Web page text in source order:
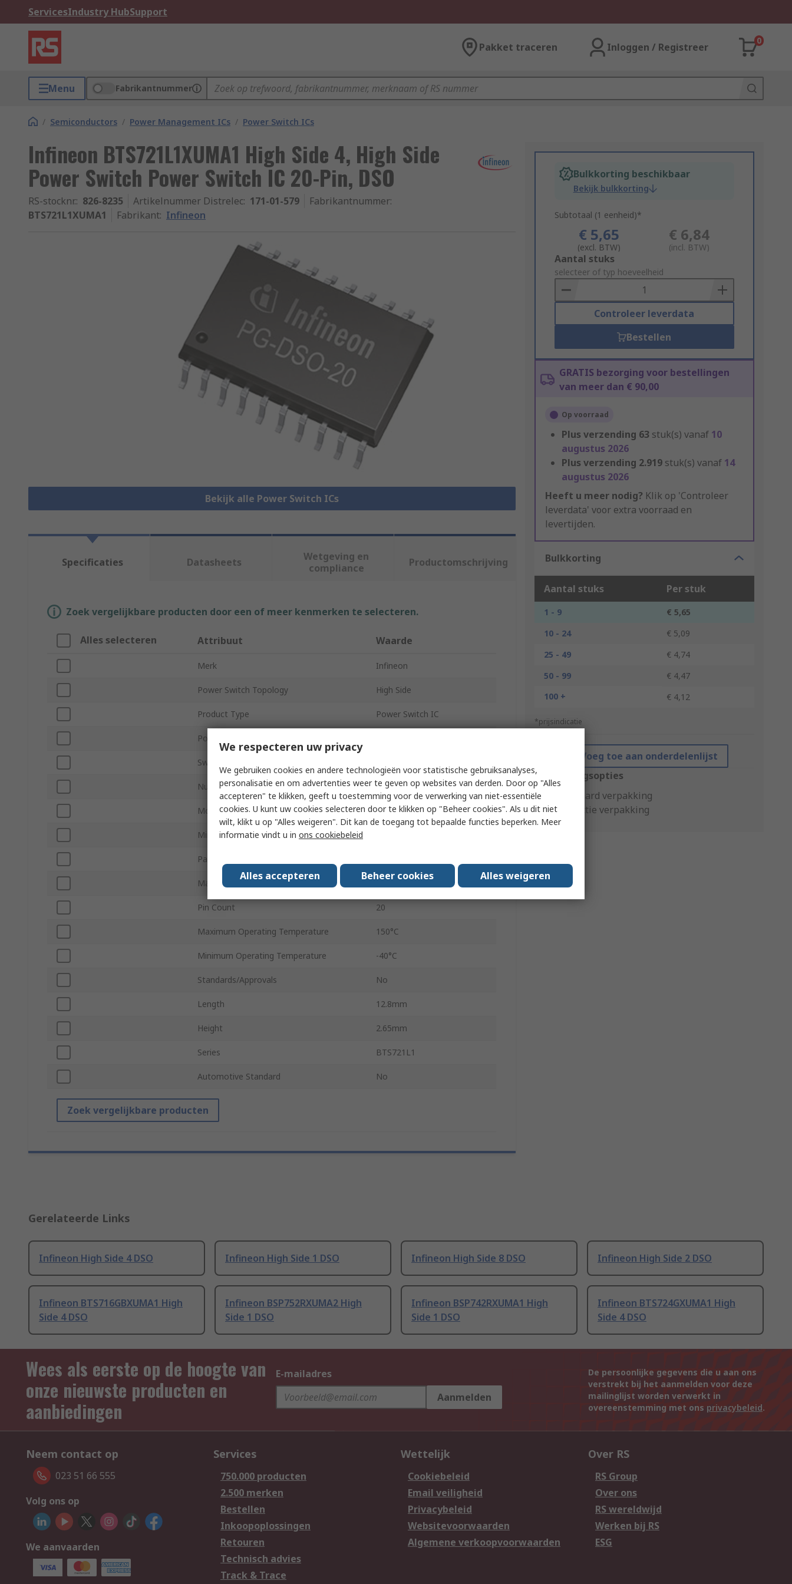
ServicesIndustry HubSupport
Pakket traceren Inloggen / Registreer
0
Menu Fabrikantnummer
/ Semiconductors / Power Management ICs / Power Switch ICs
Infineon BTS721L1XUMA1 High Side 4, High Side
Power Switch Power Switch IC 20-Pin, DSO
RS-stocknr.: 826-8235 Artikelnummer Distrelec: 171-01-579 Fabrikantnummer:
BTS721L1XUMA1
Fabrikant: Infineon
Bekijk alle Power Switch ICs
Bulkkorting beschikbaar
Bekijk bulkkorting
Subtotaal (1 eenheid)*
€ 5,65
(excl. BTW)
€ 6,84
(incl. BTW)
Add
to
Basket
Aantal stuks
selecteer of typ hoeveelheid
Controleer leverdata
Bestellen
GRATIS bezorging voor bestellingen
van meer dan € 90,00
Op voorraad
Plus verzending 63 stuk(s) vanaf 10
augustus 2026
Plus verzending 2.919 stuk(s) vanaf 14
augustus 2026
Heeft u meer nodig? Klik op 'Controleer
leverdata' voor extra voorraad en
levertijden.
Bulkkorting
Aantal stuks Per stuk
1 - 9
€ 5,65
10 - 24
€ 5,09
25 - 49
€ 4,74
50 - 99
€ 4,47
100 +
€ 4,12
*prijsindicatie
Voeg toe aan onderdelenlijst
Verpakkingsopties
Standaard verpakking
Productie verpakking
Specificaties Datasheets
Wetgeving en
compliance
Productomschrijving
Zoek vergelijkbare producten door een of meer kenmerken te selecteren.
Alles selecteren Attribuut Waarde
Merk Infineon
Power Switch Topology High Side
Product Type Power Switch IC
Power Switch Type
Switch On Resistance RdsOn
Number of Inputs 4
Mount Type Surface
Minimum Supply Voltage
Package Type
Maximum Supply Voltage
Pin Count 20
Maximum Operating Temperature 150°C
Minimum Operating Temperature -40°C
Standards/Approvals No
Length 12.8mm
Height 2.65mm
Series BTS721L1
Automotive Standard No
Zoek vergelijkbare producten
Gerelateerde Links
Infineon High Side 4 DSO Infineon High Side 1 DSO Infineon High Side 8 DSO Infineon High Side 2 DSO
Infineon BTS716GBXUMA1 High
Side 4 DSO
Infineon BSP752RXUMA2 High
Side 1 DSO
Infineon BSP742RXUMA1 High
Side 1 DSO
Infineon BTS724GXUMA1 High
Side 4 DSO
Wees als eerste op de hoogte van
onze nieuwste producten en
aanbiedingen
E-mailadres
Aanmelden
De persoonlijke gegevens die u aan ons
verstrekt bij het aanmelden voor deze
mailinglijst worden verwerkt in
overeenstemming met ons privacybeleid.
Neem contact op
023 51 66 555
Volg ons op
We aanvaarden
Services
750.000 producten
2.500 merken
Bestellen
Inkoopoplossingen
Retouren
Technisch advies
Track & Trace
Wettelijk
Cookiebeleid
Email veiligheid
Privacybeleid
Websitevoorwaarden
Algemene verkoopvoorwaarden
Over RS
RS Group
Over ons
RS wereldwijd
Werken bij RS
ESG
We respecteren uw privacy
We gebruiken cookies en andere technologieën voor statistische gebruiksanalyses,
personalisatie en om advertenties weer te geven op websites van derden. Door op "Alles
accepteren" te klikken, geeft u toestemming voor de verwerking van niet-essentiële
cookies. U kunt uw cookies selecteren door te klikken op "Beheer cookies". Als u dit niet
wilt, klikt u op "Alles weigeren". Dit kan de toegang tot bepaalde functies beperken. Meer
informatie vindt u in ons cookiebeleid
Alles accepteren Beheer cookies Alles weigeren